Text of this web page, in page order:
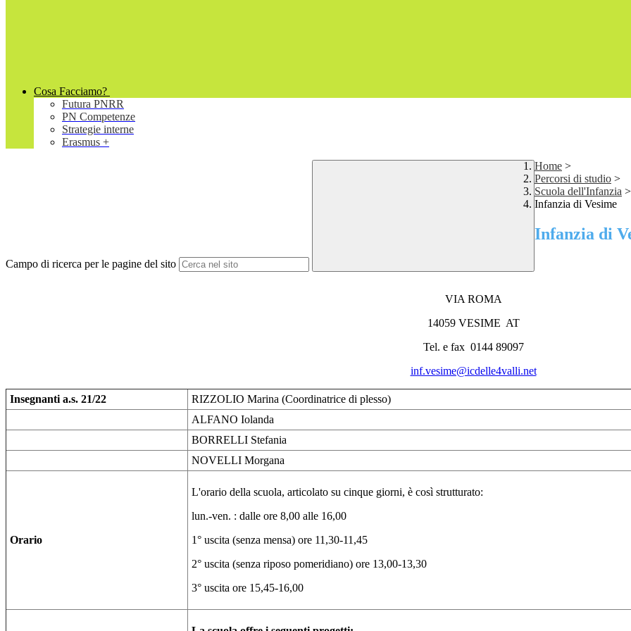
Cosa Facciamo?
Futura PNRR
PN Competenze
Strategie interne
Erasmus +
Campo di ricerca per le pagine del sito
Home >
Percorsi di studio >
Scuola dell'Infanzia >
Infanzia di Vesime
Infanzia di
VIA ROMA
14059 VESIME AT
Tel. e fax 0144 89097
inf.vesime@icdelle4valli.net
Insegnanti a.s. 21/22
RIZZOLIO Marina (Coordinatrice di plesso)
ALFANO Iolanda
BORRELLI Stefania
NOVELLI Morgana
Orario
L'orario della scuola, articolato su cinque giorni, è così strutturato:
lun.-ven. : dalle ore 8,00 alle 16,00
1° uscita (senza mensa) ore 11,30-11,45
2° uscita (senza riposo pomeridiano) ore 13,00-13,30
3° uscita ore 15,45-16,00